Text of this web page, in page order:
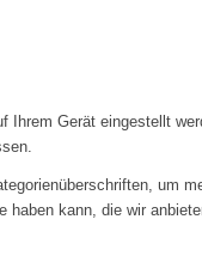
Ihrem Gerät eingestellt
um
kann, die wir